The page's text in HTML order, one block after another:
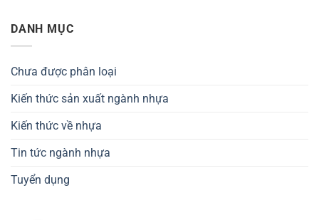
DANH MỤC
Chưa được phân loại
Kiến thức sản xuất ngành nhựa
Kiến thức về nhựa
Tin tức ngành nhựa
Tuyển dụng